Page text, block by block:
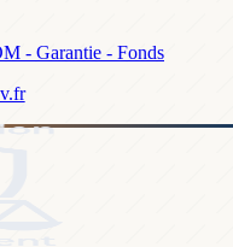
- Garantie - Fonds